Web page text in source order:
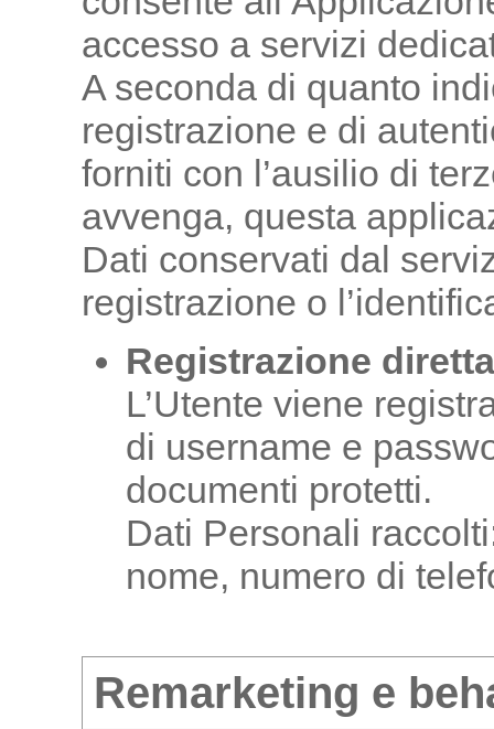
accesso a servizi
A seconda di quanto
registrazione e di
forniti con l’ausilio di
avvenga, questa
Dati conservati dal
registrazione o
Registrazione
L’Utente viene
di username e
documenti protetti.
Dati Personali
nome, numero di
Remarketing e